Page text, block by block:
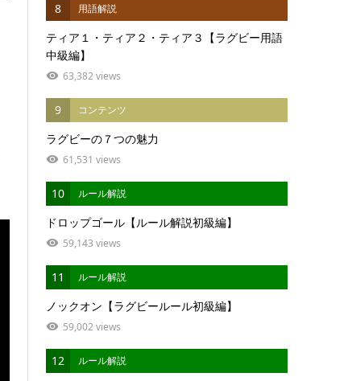
8 用語解説
ティア１・ティア２・ティア３【ラグビー用語
中級編】
63,382 views
9 コンテンツ
ラグビーの７つの魅力
61,531 views
10 ルール解説
ドロップゴール【ルール解説初級編】
59,143 views
11 ルール解説
ノックオン【ラグビールール初級編】
59,002 views
12 ルール解説